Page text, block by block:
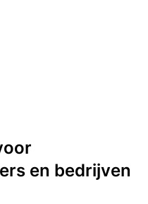
en bedrijven